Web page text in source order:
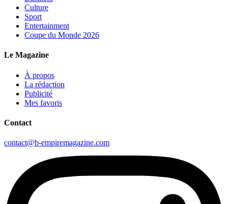
Culture
Sport
Entertainment
Coupe du Monde 2026
Le Magazine
À propos
La rédaction
Publicité
Mes favoris
Contact
contact@b-empiremagazine.com